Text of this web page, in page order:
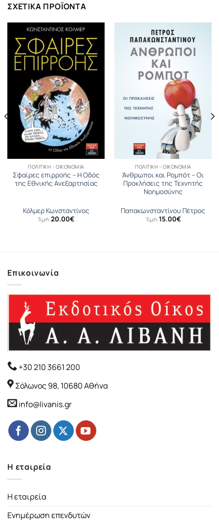
ΣΧΕΤΙΚΆ ΠΡΟΪΌΝΤΑ
ΠΟΛΙΤΙΚΉ - ΟΙΚΟΝΟΜΊΑ
Σφαίρες επιρροής – H Οδός
της Εθνικής Ανεξαρτησίας
Κόλμερ Κωνσταντίνος
Τιμή: 20.00€
ΠΟΛΙΤΙΚΉ - ΟΙΚΟΝΟΜΊΑ
Άνθρωποι και Ρομπότ – Οι
Προκλήσεις της Τεχνητής
Νοημοσύνης
Παπακωνσταντίνου Πέτρος
Τιμή: 15.00€
Επικοινωνία
+30 210 3661 200
Σόλωνος 98, 10680 Αθήνα
info@livanis.gr
Η εταιρεία
Η εταιρεία
Ενημέρωση επενδυτών